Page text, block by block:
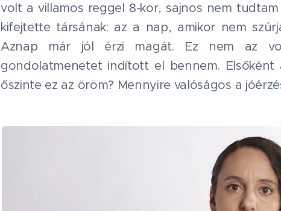
volt a villamos reggel 8-kor, sajnos nem
kifejtette társának: az a nap, amikor nem
Aznap már jól érzi magát. Ez nem az
gondolatmenetet indított el bennem.
őszinte ez az öröm? Mennyire valóságos a